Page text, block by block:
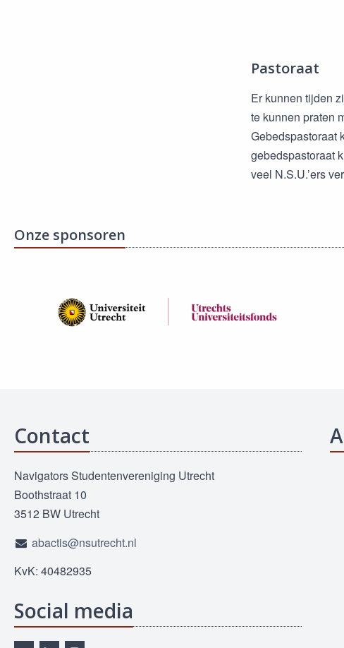
Pastoraat
Er kunnen tijden
te kunnen praten
Gebedspastoraat
gebedspastoraat
veel N.S.U.’ers
Onze sponsoren
Contact
Navigators Studentenvereniging Utrecht
Boothstraat 10
3512 BW Utrecht
abactis@nsutrecht.nl
KvK: 40482935
Social media